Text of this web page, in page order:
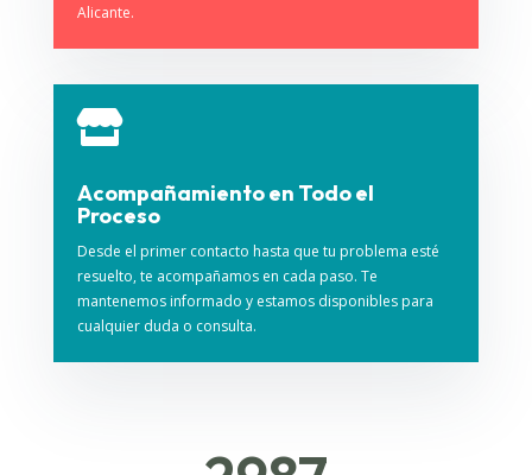
Alicante.

Acompañamiento en Todo el
Proceso
Desde el primer contacto hasta que tu problema esté
resuelto, te acompañamos en cada paso. Te
mantenemos informado y estamos disponibles para
cualquier duda o consulta.